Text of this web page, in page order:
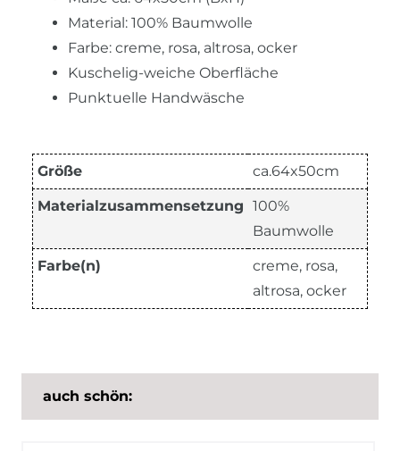
Material: 100% Baumwolle
Farbe: creme, rosa, altrosa, ocker
Kuschelig-weiche Oberfläche
Punktuelle Handwäsche
Größe ca.64x50cm
Materialzusammensetzung 100%
Baumwolle
Farbe(n)
creme, rosa,
altrosa, ocker
auch schön: